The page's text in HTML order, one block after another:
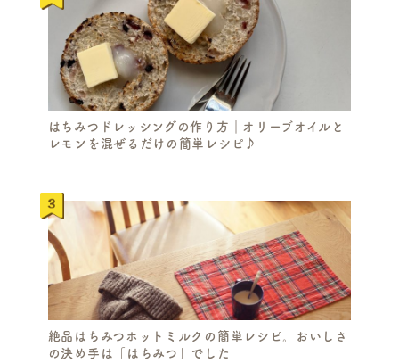
はちみつドレッシングの作り方｜オリーブオイルと
レモンを混ぜるだけの簡単レシピ♪
絶品はちみつホットミルクの簡単レシピ。おいしさ
の決め手は「はちみつ」でした